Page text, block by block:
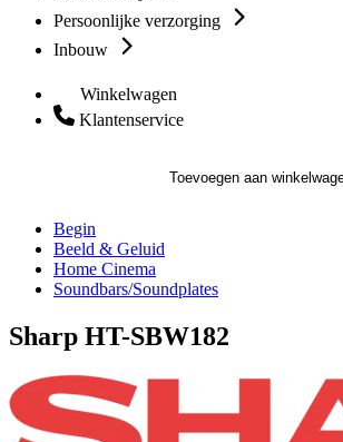
Persoonlijke verzorging
Inbouw
Winkelwagen
Klantenservice
Toevoegen aan
Begin
Beeld & Geluid
Home Cinema
Soundbars/Soundplates
Sharp HT-SBW182